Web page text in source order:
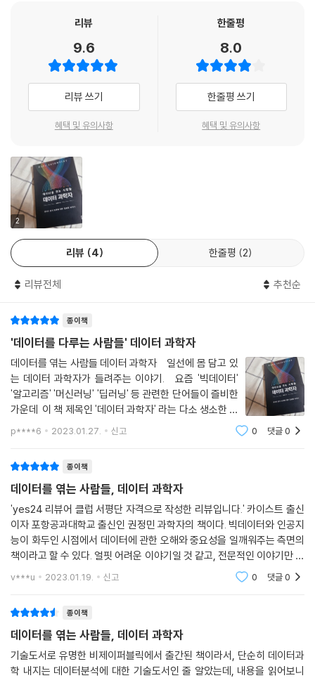
리뷰
9.6
리뷰 쓰기
혜택 및 유의사항
한줄평
8.0
한줄평 쓰기
혜택 및 유의사항
2
리뷰 4 한줄평 2
리뷰전체 추천순
종이책
'데이터를 다루는 사람들' 데이터 과학자
데이터를 엮는 사람들 데이터 과학자 일선에 몸 담고 있
는 데이터 과학자가 들려주는 이야기. 요즘 '빅데이터'
'알고리즘' '머신러닝' '딥러닝' 등 관련한 단어들이 즐비한
가운데 이 책 제목인 '데이터 과학자' 라는 다소 생소한 직
업을 접하게 되었다. 과연 어떤 직업일까? 데이터를 어떤
식으로 다룰까? 이런 궁금증과 함께 시작. 목차는 1부
p****6 2023.01.27. 신고 0 댓글0
종이책
데이터를 엮는 사람들, 데이터 과학자
'yes24 리뷰어 클럽 서평단 자격으로 작성한 리뷰입니다.' 카이스트 출신
이자 포항공과대학교 출신인 권정민 과학자의 책이다. 빅데이터와 인공지
능이 화두인 시점에서 데이터에 관한 오해와 중요성을 일깨워주는 측면의
책이라고 할 수 있다. 얼핏 어려운 이야기일 것 같고, 전문적인 이야기만 가
득할 것 같지만 데이터 분석 과학자의 입장에서 일반인들도 알기 쉬운 부
v***u 2023.01.19. 신고 0 댓글0
종이책
데이터를 엮는 사람들, 데이터 과학자
기술도서로 유명한 비제이퍼블릭에서 출간된 책이라서, 단순히 데이터과
학 내지는 데이터분석에 대한 기술도서인 줄 알았는데, 내용을 읽어보니